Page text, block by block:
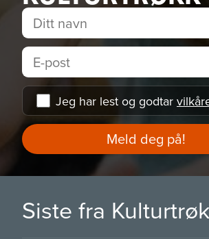
Jeg har lest og godtar
Meld deg på!
Siste fra